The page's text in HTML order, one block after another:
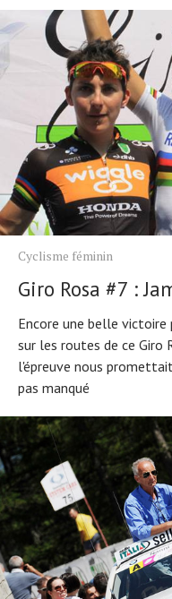
Cyclisme féminin
Giro Rosa #7 :
Encore une belle victoire
sur les routes de ce Giro
l'épreuve nous
pas manqué